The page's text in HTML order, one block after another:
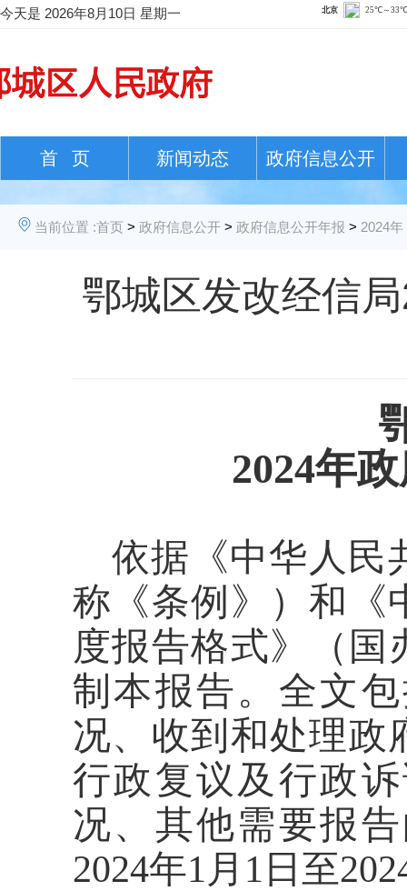
今天是 2026年8月10日 星期一
首 页 新闻动态 政府信息公开
当前位置 :首页 > 政府信息公开 > 政府信息公开年报 > 2024年
鄂城区发改经信
2024年
依据《中华人民
称《条例》）和《
度报告格式》（国
制本报告。全文
况、收到和处理政
行政复议及行政
况、其他需要报
2024年1月1日至